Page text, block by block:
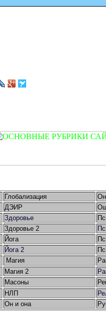
Глобализация
ДЭИР
Здоровье
Здоровье 2
Йога
Йога 2
Магия
Магия 2
Масоны
НЛП
Он и она